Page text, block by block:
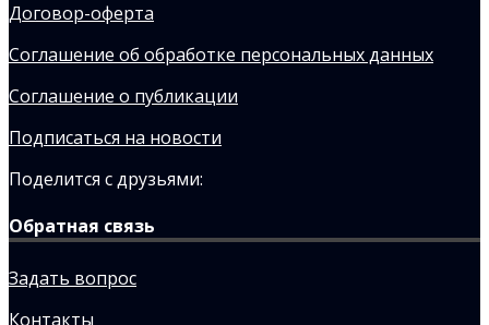
Договор-оферта
Соглашение об обработке персональных данных
Соглашение о публикации
Подписаться на новости
Поделится с друзьями:
Обратная связь
Задать вопрос
Контакты